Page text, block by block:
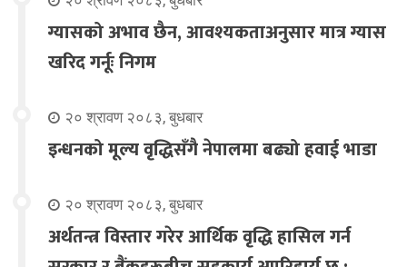
ग्यासको अभाव छैन, आवश्यकताअनुसार मात्र ग्यास
खरिद गर्नूः निगम
२० श्रावण २०८३, बुधबार
इन्धनको मूल्य वृद्धिसँगै नेपालमा बढ्यो हवाई भाडा
२० श्रावण २०८३, बुधबार
अर्थतन्त्र विस्तार गरेर आर्थिक वृद्धि हासिल गर्न